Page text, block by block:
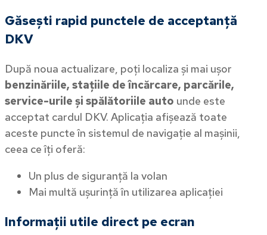
Găsești rapid punctele de acceptanță
DKV
După noua actualizare, poți localiza și mai ușor
benzinăriile, stațiile de încărcare, parcările,
service-urile și spălătoriile auto unde este
acceptat cardul DKV. Aplicația afișează toate
aceste puncte în sistemul de navigație al mașinii,
ceea ce îți oferă:
Un plus de siguranță la volan
Mai multă ușurință în utilizarea aplicației
Informații utile direct pe ecran